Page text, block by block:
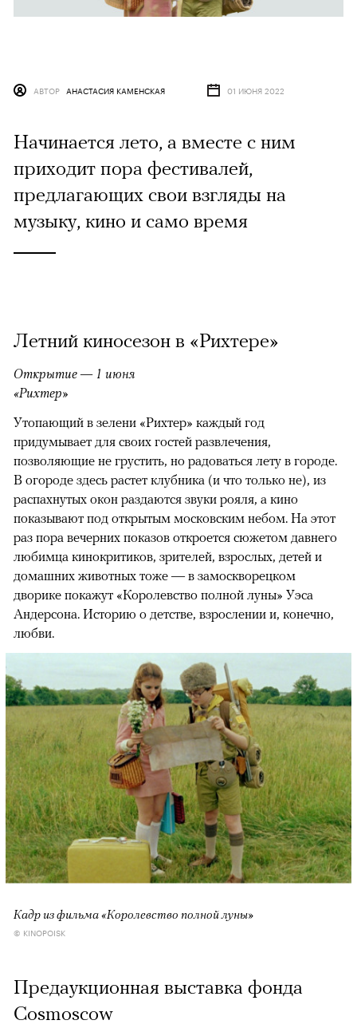
АВТОР АНАСТАСИЯ КАМЕНСКАЯ 01 ИЮНЯ 2022
Начинается лето, а вместе с ним
приходит пора фестивалей,
предлагающих свои взгляды на
музыку, кино и само время
Летний киносезон в «Рихтере»
Открытие — 1 июня
«Рихтер»
Утопающий в зелени «Рихтер» каждый год
придумывает для своих гостей развлечения,
позволяющие не грустить, но радоваться лету в городе.
В огороде здесь растет клубника (и что только не), из
распахнутых окон раздаются звуки рояля, а кино
показывают под открытым московским небом. На этот
раз пора вечерних показов откроется сюжетом давнего
любимца кинокритиков, зрителей, взрослых, детей и
домашних животных тоже — в замоскворецком
дворике покажут «Королевство полной луны» Уэса
Андерсона. Историю о детстве, взрослении и, конечно,
любви.
Кадр из фильма «Королевство полной луны»
© KINOPOISK
Предаукционная выставка фонда
Cosmoscow